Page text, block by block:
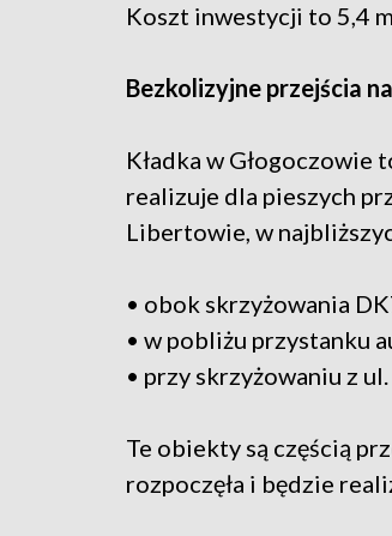
Koszt inwestycji to 5,4
Bezkolizyjne przejścia
Kładka w
realizuje dla pieszych
Libertowie, w
• obok skrzyżowania
• w pobliżu przystanku
• przy skrzyżowaniu z
Te obiekty są częścią
rozpoczęła i będzie